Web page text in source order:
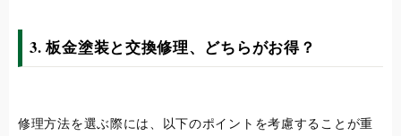
3. 板金塗装と交換修理、どちらがお得？
修理方法を選ぶ際には、以下のポイントを考慮することが重